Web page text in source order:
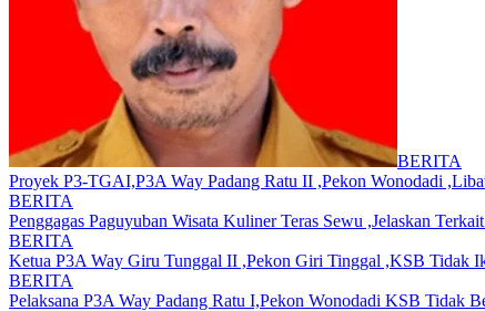
BERITA
Proyek P3-TGAI,P3A Way Padang Ratu II ,Pekon Wonodadi
BERITA
Penggagas Paguyuban Wisata Kuliner Teras Sewu ,Jelaskan
BERITA
Ketua P3A Way Giru Tunggal II ,Pekon Giri Tinggal ,KSB Tidak
BERITA
Pelaksana P3A Way Padang Ratu I,Pekon Wonodadi KSB Tidak